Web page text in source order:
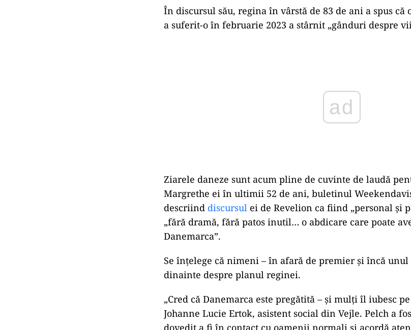
În discursul său, regina în vârstă de 83 de ani a spus că
a suferit-o în februarie 2023 a stârnit „gânduri despre
ad
Ziarele daneze sunt acum pline de cuvinte de laudă
Margrethe ei în ultimii 52 de ani, buletinul
descriind discursul ei de Revelion ca fiind „personal și
„fără dramă, fără patos inutil… o abdicare care poate
Danemarca”.
Se înțelege că nimeni – în afară de premier și încă
dinainte despre planul reginei.
„Cred că Danemarca este pregătită – și mulți îl iubesc
Johanne Lucie Ertok, asistent social din Vejle. Pelch a
dovedit a fi în contact cu oamenii normali și acordă